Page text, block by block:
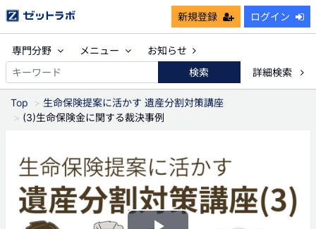
新規登録 ログイン
専門分野 メニュー
お知らせ
検索
詳細検索
Top
生命保険提案に活かす 遺産分割対策講座
(3)生命保険金に関する裁決事例